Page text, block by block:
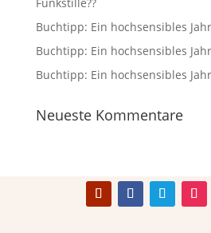
Buchtipp: Ein hochsensibles
Buchtipp: Ein hochsensibles
Buchtipp: Ein hochsensibles
Neueste Kommentare